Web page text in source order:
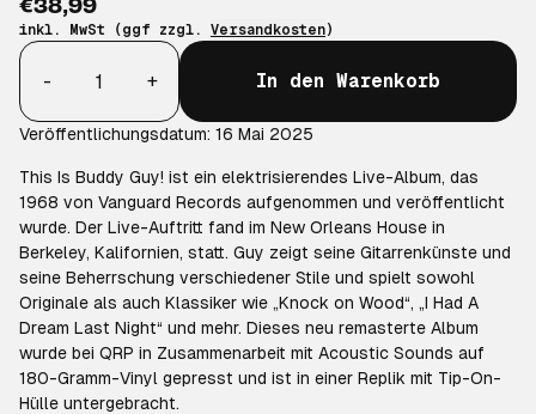
€38,99
inkl. MwSt (ggf zzgl. Versandkosten)
Anzahl
-
+ In den Warenkorb
Veröffentlichungsdatum: 16 Mai 2025
This Is Buddy Guy! ist ein elektrisierendes Live-Album, das
1968 von Vanguard Records aufgenommen und veröffentlicht
wurde. Der Live-Auftritt fand im New Orleans House in
Berkeley, Kalifornien, statt. Guy zeigt seine Gitarrenkünste und
seine Beherrschung verschiedener Stile und spielt sowohl
Originale als auch Klassiker wie „Knock on Wood“, „I Had A
Dream Last Night“ und mehr. Dieses neu remasterte Album
wurde bei QRP in Zusammenarbeit mit Acoustic Sounds auf
180-Gramm-Vinyl gepresst und ist in einer Replik mit Tip-On-
Hülle untergebracht.